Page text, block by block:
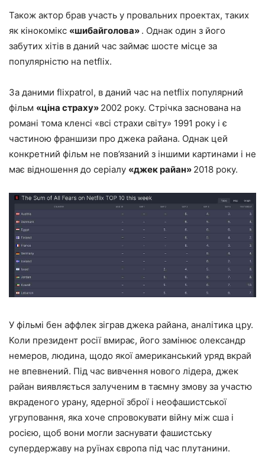
Також актор брав участь у провальних проектах, таких
як кінокомікс «шибайголова» . Однак один з його
забутих хітів в даний час займає шосте місце за
популярністю на netflix.
За даними flixpatrol, в даний час на netflix популярний
фільм «ціна страху» 2002 року. Стрічка заснована на
романі тома кленсі «всі страхи світу» 1991 року і є
частиною франшизи про джека райана. Однак цей
конкретний фільм не пов’язаний з іншими картинами і не
має відношення до серіалу «джек райан» 2018 року.
У фільмі бен аффлек зіграв джека райана, аналітика цру.
Коли президент росії вмирає, його замінює олександр
немеров, людина, щодо якої американський уряд вкрай
не впевнений. Під час вивчення нового лідера, джек
райан виявляється залученим в таємну змову за участю
вкраденого урану, ядерної зброї і неофашистської
угруповання, яка хоче спровокувати війну між сша і
росією, щоб вони могли заснувати фашистську
супердержаву на руїнах європа під час плутанини.